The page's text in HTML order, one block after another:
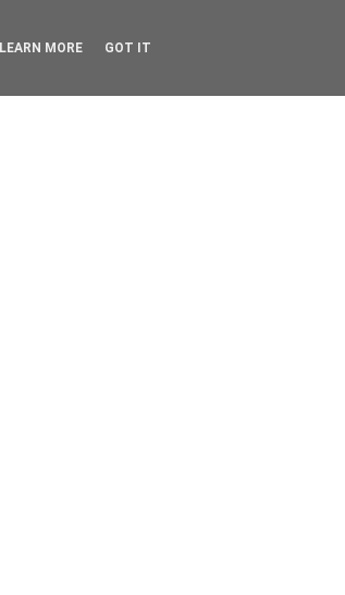
LEARN MORE GOT IT